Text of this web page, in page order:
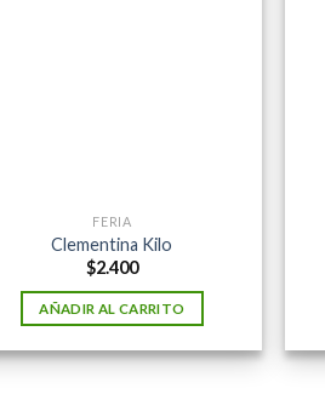
FERIA
Clementina Kilo
$2.400
AÑADIR AL CARRITO